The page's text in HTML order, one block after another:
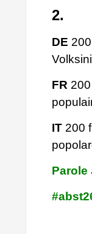
2.
DE
FR
IT 200
Parole